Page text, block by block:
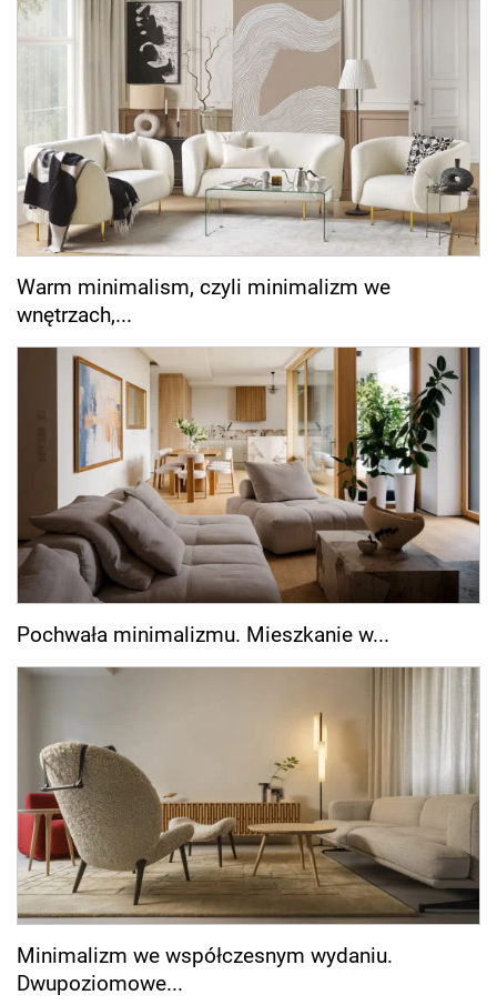
Warm minimalism, czyli minimalizm we
wnętrzach,...
Pochwała minimalizmu. Mieszkanie w...
Minimalizm we współczesnym wydaniu.
Dwupoziomowe...